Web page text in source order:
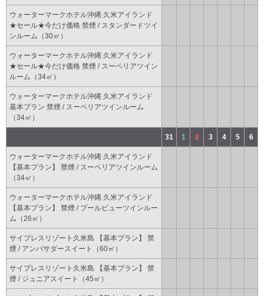
ウォーターマークホテル沖縄 久米アイランド
★セール★今だけ価格 禁煙 / スタンダードツイ
ンルーム（30㎡）
ウォーターマークホテル沖縄 久米アイランド
★セール★今だけ価格 禁煙 / スーペリアツイン
ルーム（34㎡）
ウォーターマークホテル沖縄 久米アイランド
基本プラン 禁煙 / スーペリアツインルーム
（34㎡）
31 1 2 3 4 5 6
ウォーターマークホテル沖縄 久米アイランド
【基本プラン】 禁煙 / スーペリアツインルーム
（34㎡）
ウォーターマークホテル沖縄 久米アイランド
【基本プラン】 禁煙 / プールビューツインルー
ム（26㎡）
サイプレスリゾート久米島 【基本プラン】 禁
煙 / アンバサダースイート（60㎡）
サイプレスリゾート久米島 【基本プラン】 禁
煙 / ジュニアスイート（45㎡）